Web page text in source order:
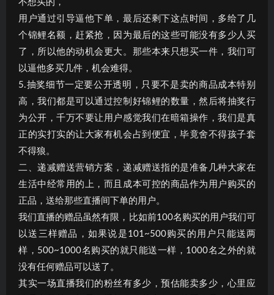
不想买的，
用户通过引导逼他下单，最后还剩下这点时间，多给了几
个锦鲤名额，赶紧抢，因为最后的这些可能没有多少人买
了，所以他的动机会更大。那些本来只想买一件，我们可
以逼他多买几件，机会难得。
5.抽奖细节一定要公开透明，只要不是卖的商品成本特别
高，我们都是可以通过控制好锦鲤的数量，然后将抽奖行
为公开，千万不要让用户感觉我们在暗箱操作，我们是真
正的实打实的让大家有机会占到便宜，毕竟舍不得孩子套
不得狼。
二、递减赠送营销方案，递减赠送指的是准备几种大家在
生活中经常用的上，而且成本可控的商品作为用户购买的
正品，送给那些直播间下单的用户。
我们直播的赠品虽然有限，比如前100名购买的用户我们可
以送三样赠品，如果说是101~500购买的用户只能送两
样，500~1000名购买的就只能送一样，1000名之外的就
没有任何赠品可以送了。
其实一场直播我们的粉丝有多少，预估能卖多少，心里应